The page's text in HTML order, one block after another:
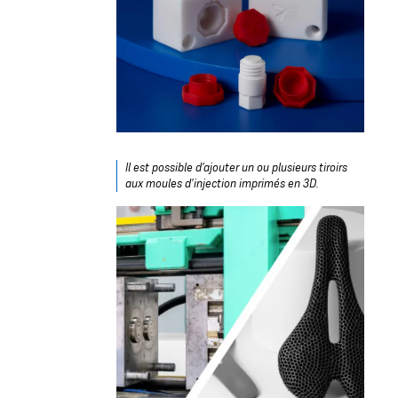
Il est possible d’ajouter un ou plusieurs tiroirs
aux moules d’injection imprimés en 3D.